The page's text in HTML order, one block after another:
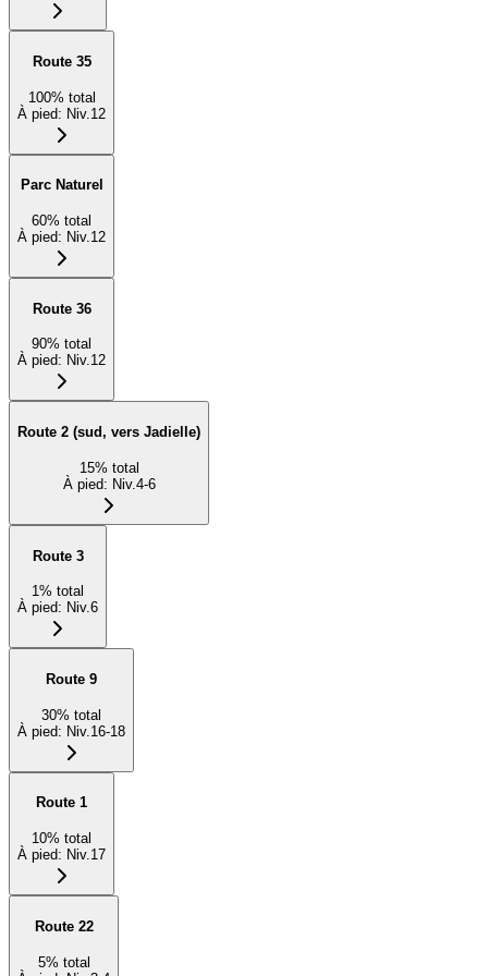
Route 35
100% total
À pied: Niv.12
Parc Naturel
60% total
À pied: Niv.12
Route 36
90% total
À pied: Niv.12
Route 2 (sud, vers Jadielle)
15% total
À pied: Niv.4-6
Route 3
1% total
À pied: Niv.6
Route 9
30% total
À pied: Niv.16-18
Route 1
10% total
À pied: Niv.17
Route 22
5% total